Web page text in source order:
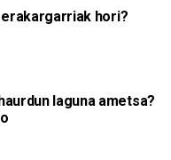
hori?
laguna ametsa?